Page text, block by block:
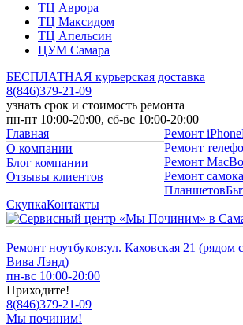
ТЦ Аврора
ТЦ Максидом
ТЦ Апельсин
ЦУМ Самара
БЕСПЛАТНАЯ курьерская доставка
8(846)379-21-09
узнать срок и стоимость ремонта
пн-пт 10:00-20:00, сб-вс 10:00-20:00
Главная
О компании
Блог компании
Отзывы клиентов
Ремонт iPhone
Ремонт
Ремонт
Ремонт
Планшетов
СкупкаКонтакты
Ремонт ноутбуков:ул. Каховская 21 (рядом
Вива Лэнд)
пн-вс 10:00-20:00
Приходите!
8(846)379-21-09
Мы починим!